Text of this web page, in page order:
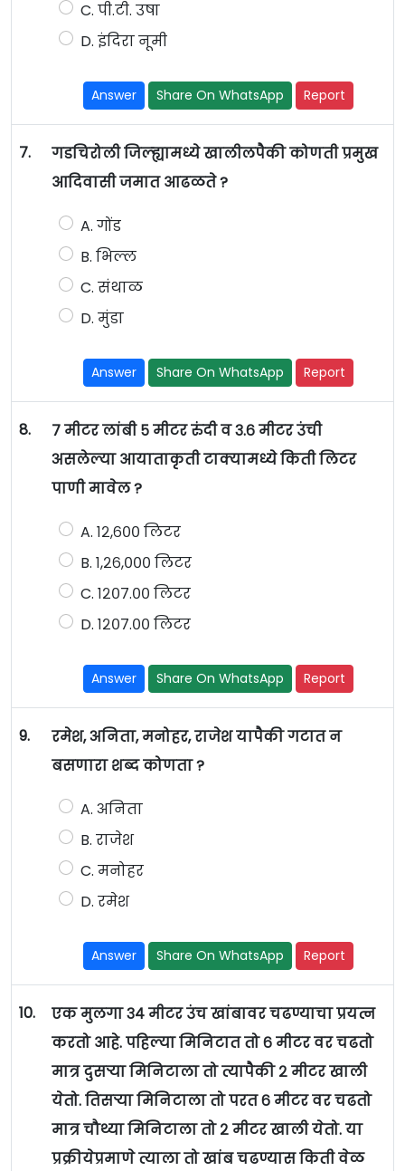
C. पी.टी. उषा
D. इंदिरा नूमी
Answer Share On WhatsApp Report
7.
गडचिरोली जिल्ह्यामध्ये खालीलपैकी कोणती प्रमुख
आदिवासी जमात आढळते ?
A. गोंड
B. भिल्ल
C. संथाळ
D. मुंडा
Answer Share On WhatsApp Report
8.
७ मीटर लांबी ५ मीटर रुंदी व ३.६ मीटर उंची
असलेल्या आयाताकृती टाक्यामध्ये किती लिटर
पाणी मावेल ?
A. १२,६०० लिटर
B. १,२६,००० लिटर
C. १२०७.०० लिटर
D. १२०७.०० लिटर
Answer Share On WhatsApp Report
9.
रमेश, अनिता, मनोहर, राजेश यापैकी गटात न
बसणारा शब्द कोणता ?
A. अनिता
B. राजेश
C. मनोहर
D. रमेश
Answer Share On WhatsApp Report
10.
एक मुलगा ३४ मीटर उंच खांबावर चढण्याचा प्रयत्न
करतो आहे. पहिल्या मिनिटात तो ६ मीटर वर चढतो
मात्र दुसऱ्या मिनिटाला तो त्यापैकी २ मीटर खाली
येतो. तिसऱ्या मिनिटाला तो परत ६ मीटर वर चढतो
मात्र चौथ्या मिनिटाला तो २ मीटर खाली येतो. या
प्रक्रीयेप्रमाणे त्याला तो खांब चढण्यास किती वेळ